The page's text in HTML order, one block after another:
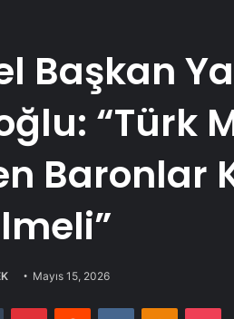
Başkan
“Türk
Baronlar
Mayıs 15, 2026
Tumblr PinterestReddit VKontakte